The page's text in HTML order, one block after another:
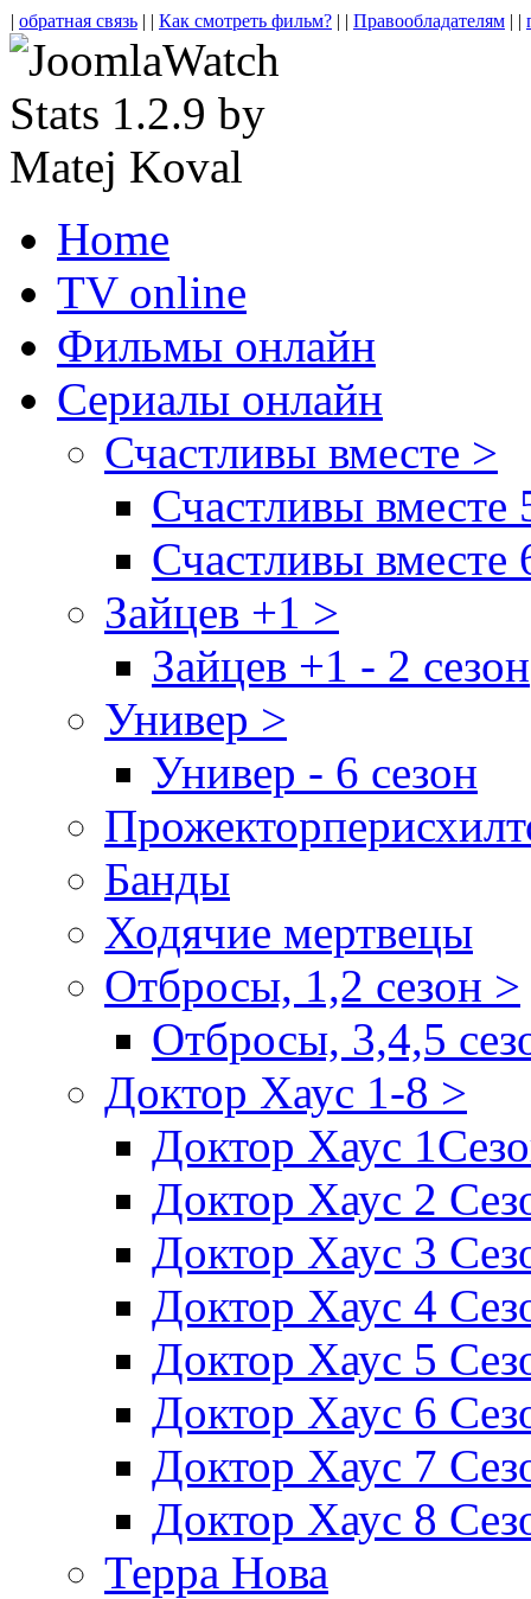
| обратная связь | | Как смотреть фильм? | | Правообладателям | |
Home
TV online
Фильмы онлайн
Сериалы онлайн
Счастливы вместе >
Счастливы вместе
Счастливы вместе
Зайцев +1 >
Зайцев +1 - 2 сезон
Универ >
Универ - 6 сезон
Банды
Ходячие мертвецы
Отбросы, 1,2 сезон >
Отбросы, 3,4,5
Доктор Хаус 1-8 >
Доктор Хаус
Доктор Хаус 2
Доктор Хаус 3
Доктор Хаус 4
Доктор Хаус 5
Доктор Хаус 6
Доктор Хаус 7
Доктор Хаус 8
Терра Нова